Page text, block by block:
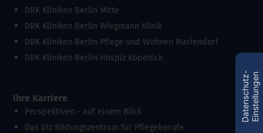
DRK Kliniken Berlin Mitte
DRK Kliniken Berlin Wiegmann Klinik
DRK Kliniken Berlin Pflege und Wohnen Mariendorf
DRK Kliniken Berlin Hospiz Köpenick
Ihre Karriere
Perspektiven - auf einem Blick
Das biz Bildungszentrum für Pflegeberufe
D
a
t
e
n
s
c
h
u
t
z
-
E
i
n
s
t
e
l
l
u
n
g
en